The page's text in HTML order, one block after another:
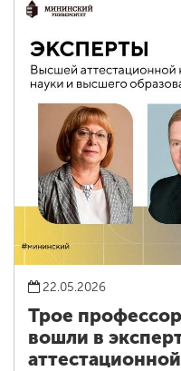
22.05.2026
Трое
вошли в